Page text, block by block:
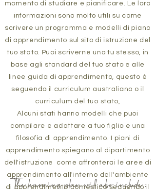
momento di studiare e pianificare. Le loro
informazioni sono molto utili su come
scrivere un programma e modelli di piano
di apprendimento sul sito di istruzione del
tuo stato. Puoi scriverne uno tu stesso, in
base agli standard del tuo stato e alle
linee guida di apprendimento, questo è
seguendo il curriculum australiano o il
curriculum del tuo stato,
Alcuni stati hanno modelli che puoi
compilare e adattare a tuo figlio e una
filosofia di apprendimento. I piani di
apprendimento spiegano al dipartimento
dell'istruzione come affronterai le aree di
apprendimento all'interno dell'ambiente
di apprendimento domestico seguendo il